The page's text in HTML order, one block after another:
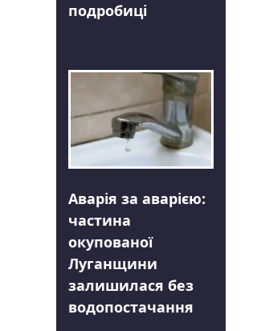
подробиці
Аварія за аварією:
частина
окупованої
Луганщини
залишилася без
водопостачання